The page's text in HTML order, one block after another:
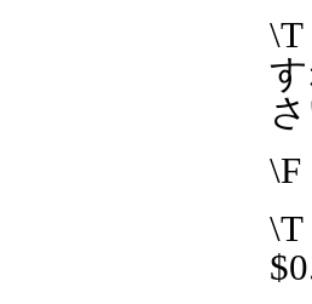
\T
\F
\T